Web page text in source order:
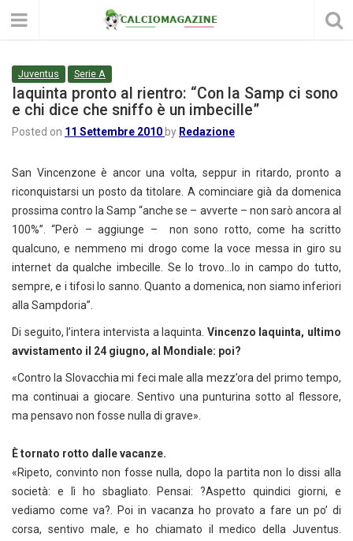
Juventus Serie A
Iaquinta pronto al rientro: “Con la Samp ci sono
e chi dice che sniffo è un imbecille”
Posted on 11 Settembre 2010 by Redazione
San Vincenzone è ancor una volta, seppur in ritardo, pronto a
riconquistarsi un posto da titolare. A cominciare già da domenica
prossima contro la Samp “anche se – avverte – non sarò ancora al
100%”. “Però – aggiunge – non sono rotto, come ha scritto
qualcuno, e nemmeno mi drogo come la voce messa in giro su
internet da qualche imbecille. Se lo trovo…Io in campo do tutto,
sempre, e i tifosi lo sanno. Quanto a domenica, non siamo inferiori
alla Sampdoria”.
Di seguito, l’intera intervista a Iaquinta. Vincenzo Iaquinta, ultimo
avvistamento il 24 giugno, al Mondia le: poi?
«Contro la Slovacchia mi feci male alla mezz’ora del primo tempo,
ma continuai a giocare. Sentivo una punturina sotto al flessore,
ma pensavo non fosse nulla di grave».
È tornato rotto dalle vacanze.
«Ripeto, convinto non fosse nulla, dopo la partita non lo dissi alla
società: e lì ho sbagliato. Pensai: ?Aspetto quindici giorni, e
vediamo come va?. Poi in vacanza ho provato a fare un po’ di
corsa, sentivo male, e ho chiamato il medico della Juventus.